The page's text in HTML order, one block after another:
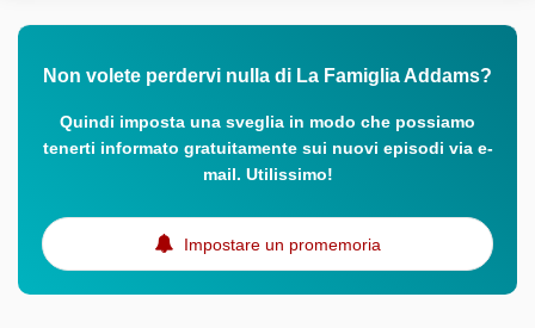
Non volete perdervi nulla di La Famiglia Addams?
Quindi imposta una sveglia in modo che possiamo
tenerti informato gratuitamente sui nuovi episodi via e-
mail. Utilissimo!
Impostare un promemoria